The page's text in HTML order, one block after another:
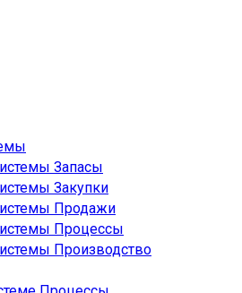
Запасы
Закупки
Продажи
Процессы
Производство